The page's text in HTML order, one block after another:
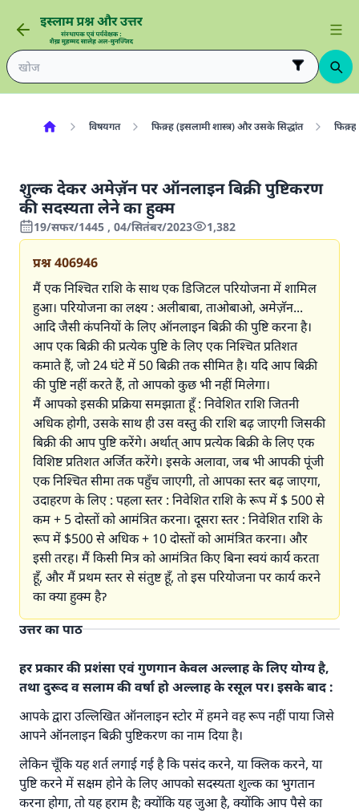
विषयगत फिक़्ह (इसलामी शास्त्र) और उसके सिद्धांत फिक़्ह
शुल्क देकर अमेज़ॅन पर ऑनलाइन बिक्री पुष्टिकरण
की सदस्यता लेने का हुक्म
19/सफर/1445 , 04/सितंबर/2023 1,382
प्रश्न406946
मैं एक निश्चित राशि के साथ एक डिजिटल परियोजना में शामिल
हुआ। परियोजना का लक्ष्य : अलीबाबा, ताओबाओ, अमेज़ॅन...
आदि जैसी कंपनियों के लिए ऑनलाइन बिक्री की पुष्टि करना है।
आप एक बिक्री की प्रत्येक पुष्टि के लिए एक निश्चित प्रतिशत
कमाते हैं, जो 24 घंटे में 50 बिक्री तक सीमित है। यदि आप बिक्री
की पुष्टि नहीं करते हैं, तो आपको कुछ भी नहीं मिलेगा।
मैं आपको इसकी प्रक्रिया समझाता हूँ : निवेशित राशि जितनी
अधिक होगी, उसके साथ ही उस वस्तु की राशि बढ़ जाएगी जिसकी
बिक्री की आप पुष्टि करेंगे। अर्थात् आप प्रत्येक बिक्री के लिए एक
विशिष्ट प्रतिशत अर्जित करेंगे। इसके अलावा, जब भी आपकी पूंजी
एक निश्चित सीमा तक पहुँच जाएगी, तो आपका स्तर बढ़ जाएगा,
उदाहरण के लिए : पहला स्तर : निवेशित राशि के रूप में $ 500 से
कम + 5 दोस्तों को आमंत्रित करना। दूसरा स्तर : निवेशित राशि के
रूप में $500 से अधिक + 10 दोस्तों को आमंत्रित करना। और
इसी तरह। मैं किसी मित्र को आमंत्रित किए बिना स्वयं कार्य करता
हूँ, और मैं प्रथम स्तर से संतुष्ट हूँ, तो इस परियोजना पर कार्य करने
का क्या हुक्म हैॽ
उत्तर का पाठ
हर प्रकार की प्रशंसा एवं गुणगान केवल अल्लाह के लिए योग्य है,
तथा दुरूद व सलाम की वर्षा हो अल्लाह के रसूल पर। इसके बाद :
आपके द्वारा उल्लिखित ऑनलाइन स्टोर में हमने वह रूप नहीं पाया जिसे
आपने ऑनलाइन बिक्री पुष्टिकरण का नाम दिया है।
लेकिन चूँकि यह शर्त लगाई गई है कि पसंद करने, या क्लिक करने, या
पुष्टि करने में सक्षम होने के लिए आपको सदस्यता शुल्क का भुगतान
करना होगा, तो यह हराम है; क्योंकि यह जुआ है, क्योंकि आप पैसे का